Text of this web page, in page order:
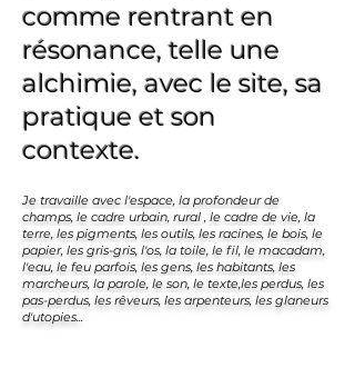
comme rentrant en
résonance, telle une
alchimie, avec le site, sa
pratique et son
contexte.
Je travaille avec l'espace, la profondeur de
champs, le cadre urbain, rural , le cadre de vie, la
terre, les pigments, les outils, les racines, le bois, le
papier, les gris-gris, l'os, la toile, le fil, le macadam,
l'eau, le feu parfois, les gens, les habitants, les
marcheurs, la parole, le son, le texte,les perdus, les
pas-perdus, les rêveurs, les arpenteurs, les glaneurs
d'utopies...